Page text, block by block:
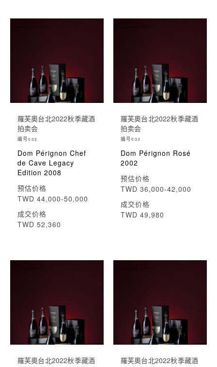
羅芙奧台北2022秋季藏酒
拍卖会
编号032
Dom Pérignon Chef
de Cave Legacy
Edition 2008
预估价格
TWD 44,000-50,000
成交价格
TWD 52,360
羅芙奧台北2022秋季藏酒
拍卖会
编号033
Dom Pérignon Rosé
2002
预估价格
TWD 36,000-42,000
成交价格
TWD 49,980
羅芙奧台北2022秋季藏酒
羅芙奧台北2022秋季藏酒